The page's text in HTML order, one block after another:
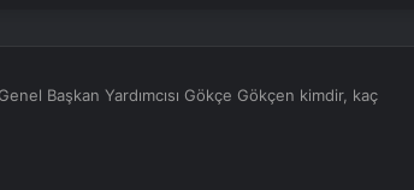
Başkan Yardımcısı Gökçe Gökçen kimdir, kaç